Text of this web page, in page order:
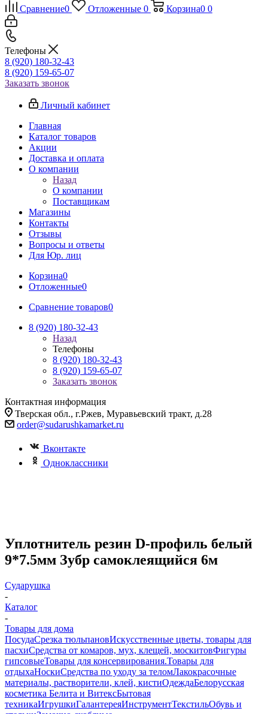
Сравнение0 Отложенные 0 Корзина0 0
Телефоны
8 (920) 180-32-43
8 (920) 159-65-07
Заказать звонок
Личный кабинет
Главная
Каталог товаров
Акции
Доставка и оплата
О компании
Назад
О компании
Поставщикам
Магазины
Контакты
Отзывы
Вопросы и ответы
Для Юр. лиц
Корзина0
Отложенные0
Сравнение товаров0
8 (920) 180-32-43
Назад
Телефоны
8 (920) 180-32-43
8 (920) 159-65-07
Заказать звонок
Контактная информация
Тверская обл., г.Ржев, Муравьевский тракт, д.28
order@sudarushkamarket.ru
Вконтакте
Одноклассники
Уплотнитель резин D-профиль белый
9*7.5мм Зубр самоклеящийся 6м
Сударушка
-
Каталог
-
Товары для дома
ПосудаСрезка тюльпановИскусственные цветы, товары для
пасхиСредства от комаров, мух, клещей, москитовФигуры
гипсовыеТовары для консервирования.Товары для
отдыхаНоскиСредства по уходу за теломЛакокрасочные
материалы, растворители, клей, кистиОдеждаБелорусская
косметика Белита и ВитексБытовая
техникаИгрушкиГалантереяИнструментТекстильОбувь и